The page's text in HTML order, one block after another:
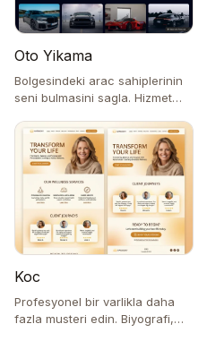
Oto Yikama
Bolgesindeki arac sahiplerinin
seni bulmasini sagla. Hizmet
fotograflar, yorumlar ve
randevu.
Koc
Profesyonel bir varlikla daha
fazla musteri edin. Biyografi,